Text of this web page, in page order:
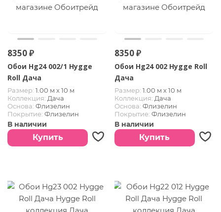
8350 ₽
Обои Hg24 002/1 Hygge
Roll Дача
Размер: 1.00 м х 10 м
Коллекция: Дача
Основа: Флизелин
Покрытие: Флизелин
В наличии
Купить
8350 ₽
Обои Hg24 002 Hygge Roll
Дача
Размер: 1.00 м х 10 м
Коллекция: Дача
Основа: Флизелин
Покрытие: Флизелин
В наличии
Купить